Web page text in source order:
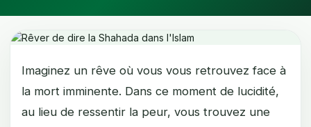
Imaginez un rêve où vous vous retrouvez face à
la mort imminente. Dans ce moment de lucidité,
au lieu de ressentir la peur, vous trouvez une